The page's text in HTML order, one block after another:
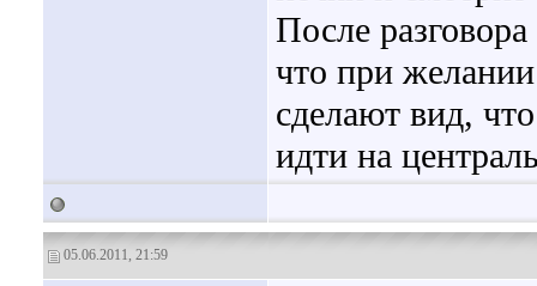
После
что при
сделают вид,
идти на
05.06.2011, 21:59